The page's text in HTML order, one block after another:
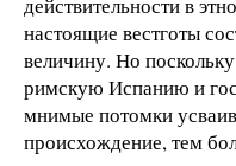
настоящие вестготы
величину. Но
римскую Испанию и
мнимые потомки
происхождение, тем